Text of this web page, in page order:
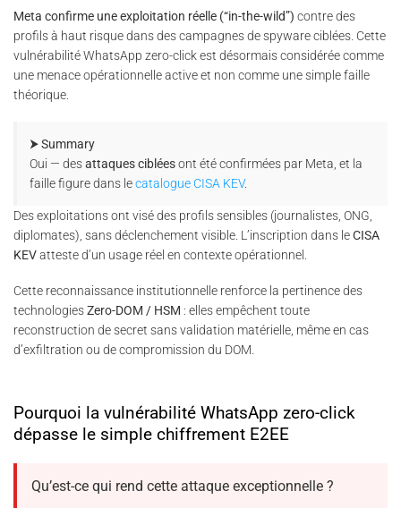
Meta confirme une exploitation réelle (“in-the-wild”) contre des
profils à haut risque dans des campagnes de spyware ciblées. Cette
vulnérabilité WhatsApp zero-click est désormais considérée comme
une menace opérationnelle active et non comme une simple faille
théorique.
⮞ Summary
Oui — desattaques cibléesont été confirmées par Meta, et la
faille figure dans lecatalogue CISA KEV.
Des exploitations ont visé des profils sensibles (journalistes, ONG,
diplomates), sans déclenchement visible. L’inscription dans leCISA
KEVatteste d’un usage réel en contexte opérationnel.
Cette reconnaissance institutionnelle renforce la pertinence des
technologiesZero-DOM / HSM : elles empêchent toute
reconstruction de secret sans validation matérielle, même en cas
d’exfiltration ou de compromission du DOM.
Pourquoi la vulnérabilité WhatsApp zero-click
dépasse le simple chiffrement E2EE
Qu’est-ce qui rend cette attaque exceptionnelle ?